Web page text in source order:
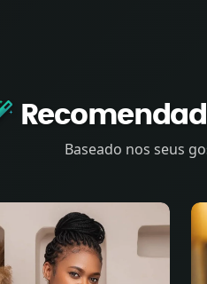
Baseado nos seus
Ntombi ya
Kona